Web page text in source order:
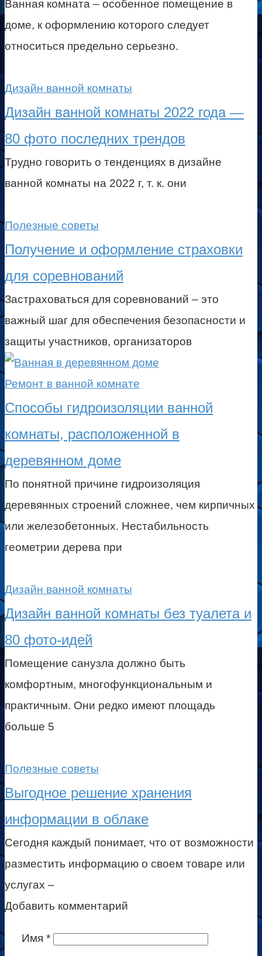
Ванная комната – особенное помещение в
доме, к оформлению которого следует
относиться предельно серьезно.
Дизайн ванной комнаты
Дизайн ванной комнаты 2022 года —
80 фото последних трендов
Трудно говорить о тенденциях в дизайне
ванной комнаты на 2022 г, т. к. они
Полезные советы
Получение и оформление страховки
для соревнований
Застраховаться для соревнований – это
важный шаг для обеспечения безопасности и
защиты участников, организаторов
Ремонт в ванной комнате
Способы гидроизоляции ванной
комнаты, расположенной в
деревянном доме
По понятной причине гидроизоляция
деревянных строений сложнее, чем кирпичных
или железобетонных. Нестабильность
геометрии дерева при
Дизайн ванной комнаты
Дизайн ванной комнаты без туалета и
80 фото-идей
Помещение санузла должно быть
комфортным, многофункциональным и
практичным. Они редко имеют площадь
больше 5
Полезные советы
Выгодное решение хранения
информации в облаке
Сегодня каждый понимает, что от возможности
разместить информацию о своем товаре или
услугах –
Добавить комментарий
Имя *